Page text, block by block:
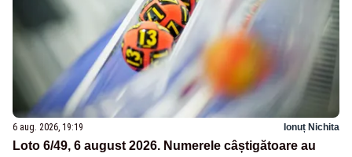
6 aug. 2026, 19:19 Ionuț Nichita
Loto 6/49, 6 august 2026. Numerele câștigătoare au